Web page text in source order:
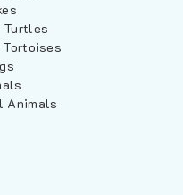
Turtles
Tortoises
Animals